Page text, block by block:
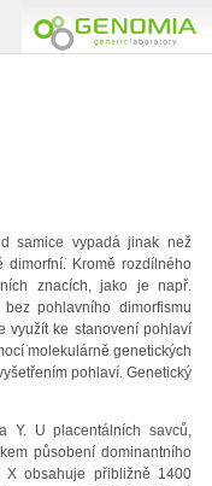
samice vypadá jinak než
dimorfní. Kromě rozdílného
znacích, jako je např.
pohlavního dimorfismu
využít ke stanovení pohlaví
molekulárně genetických
pohlaví. Genetický
Y. U placentálních savců,
působení dominantního
X obsahuje přibližně 1400